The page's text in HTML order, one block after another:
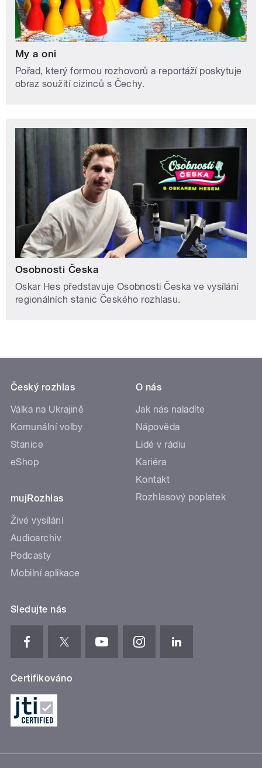
My a oni
Pořad, který formou rozhovorů a reportáží poskytuje
obraz soužití cizinců s Čechy.
Osobnosti Česka
Oskar Hes představuje Osobnosti Česka ve vysílání
regionálních stanic Českého rozhlasu.
Český rozhlas
Válka na Ukrajině
Komunální volby
Stanice
eShop
mujRozhlas
Živé vysílání
Audioarchiv
Podcasty
Mobilní aplikace
O nás
Jak nás naladíte
Nápověda
Lidé v rádiu
Kariéra
Kontakt
Rozhlasový poplatek
Sledujte nás
Certifikováno